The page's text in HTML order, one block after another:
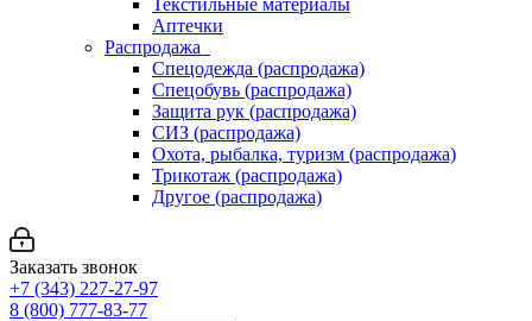
Текстильные материалы
Аптечки
Распродажа
Спецодежда (распродажа)
Спецобувь (распродажа)
Защита рук (распродажа)
СИЗ (распродажа)
Охота, рыбалка, туризм (распродажа)
Трикотаж (распродажа)
Другое (распродажа)
Заказать звонок
+7 (343) 227-27-97
8 (800) 777-83-77